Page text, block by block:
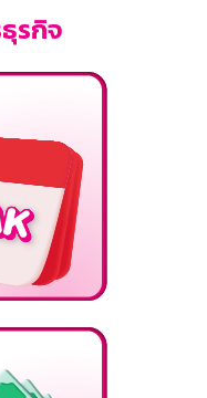
รกิจ